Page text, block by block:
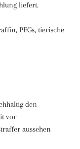
liefert.
PEGs, tierische
den
vor
aussehen